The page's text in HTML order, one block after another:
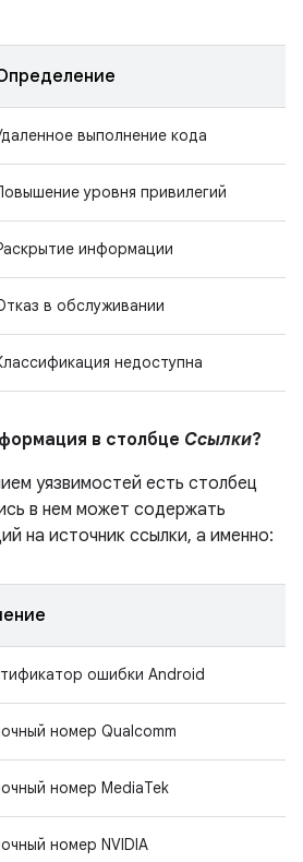
выполнение кода
уровня привилегий
информации
в обслуживании
недоступна
в столбце Ссылки?
уязвимостей есть столбец
в нем может содержать
на источник ссылки, а именно:
ошибки Android
номер Qualcomm
номер MediaTek
номер NVIDIA